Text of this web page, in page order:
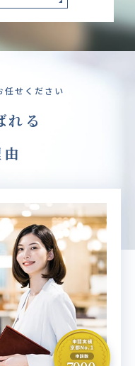
せください
る